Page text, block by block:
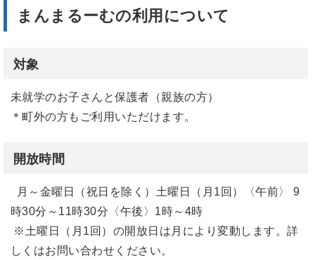
まんまるーむの利用について
対象
未就学のお子さんと保護者（親族の方）
＊町外の方もご利用いただけます。
開放時間
月～金曜日（祝日を除く）土曜日（月1回）〈午前〉 9
時30分～11時30分〈午後〉1時～4時
※土曜日（月1回）の開放日は月により変動します。詳
しくはお問い合わせください。